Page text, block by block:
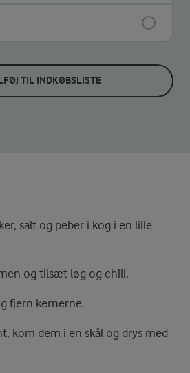
TIL INDKØBSLISTE
salt og peber i kog i en lille
og tilsæt løg og chili.
fjern kernerne.
kom dem i en skål og drys med